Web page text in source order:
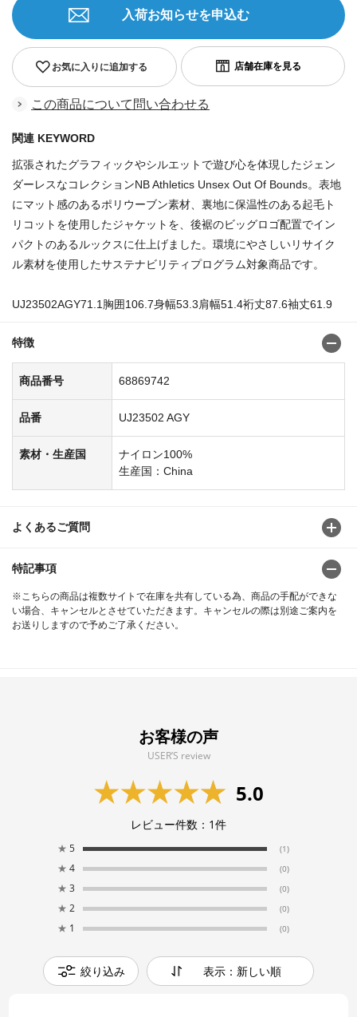
お気に入りに追加する
入荷お知らせを申込む
この商品について問い合わせる
関連 KEYWORD
拡張されたグラフィックやシルエットで遊び心を体現したジェン
ダーレスなコレクションNB Athletics Unsex Out Of Bounds。表地
にマット感のあるポリウーブン素材、裏地に保温性のある起毛ト
リコットを使用したジャケットを、後裾のビッグロゴ配置でイン
パクトのあるルックスに仕上げました。環境にやさしいリサイク
ル素材を使用したサステナビリティプログラム対象商品です。
UJ23502AGY71.1胸囲106.7身幅53.3肩幅51.4裄丈87.6袖丈61.9
特徴
商品番号 68869742
品番 UJ23502 AGY
素材・生産国
ナイロン100%
生産国：China
よくあるご質問
特記事項
※こちらの商品は複数サイトで在庫を共有している為、商品の手配ができな
い場合、キャンセルとさせていただきます。キャンセルの際は別途ご案内を
お送りしますので予めご了承ください。
お客様の声
USER’S review
5.0
レビュー件数： 1件
★ 5 (1)
★ 4 (0)
★ 3 (0)
★ 2 (0)
★ 1 (0)
絞り込み 表示：新しい順